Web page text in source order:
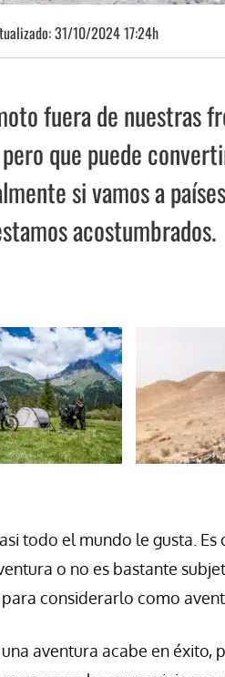
31/10/2024 17:24h
fuera de nuestras
que puede
si vamos a
acostumbrados.
todo el mundo le gusta.
o no es bastante
considerarlo como
aventura acabe en éxito,